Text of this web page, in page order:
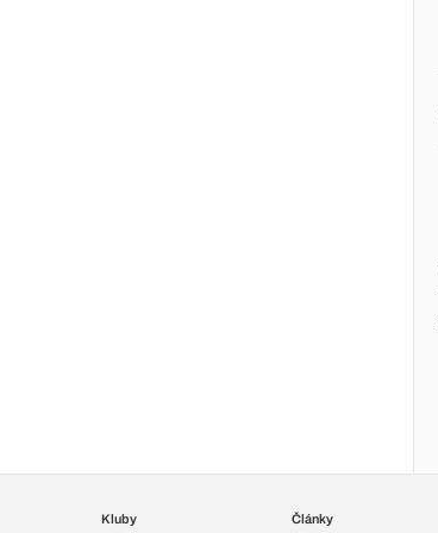
Kluby Články